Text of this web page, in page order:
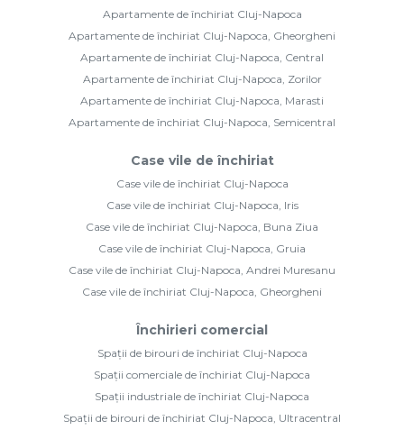
Apartamente de închiriat Cluj-Napoca
Apartamente de închiriat Cluj-Napoca, Gheorgheni
Apartamente de închiriat Cluj-Napoca, Central
Apartamente de închiriat Cluj-Napoca, Zorilor
Apartamente de închiriat Cluj-Napoca, Marasti
Apartamente de închiriat Cluj-Napoca, Semicentral
Case vile de închiriat
Case vile de închiriat Cluj-Napoca
Case vile de închiriat Cluj-Napoca, Iris
Case vile de închiriat Cluj-Napoca, Buna Ziua
Case vile de închiriat Cluj-Napoca, Gruia
Case vile de închiriat Cluj-Napoca, Andrei Muresanu
Case vile de închiriat Cluj-Napoca, Gheorgheni
Închirieri comercial
Spații de birouri de închiriat Cluj-Napoca
Spații comerciale de închiriat Cluj-Napoca
Spații industriale de închiriat Cluj-Napoca
Spații de birouri de închiriat Cluj-Napoca, Ultracentral